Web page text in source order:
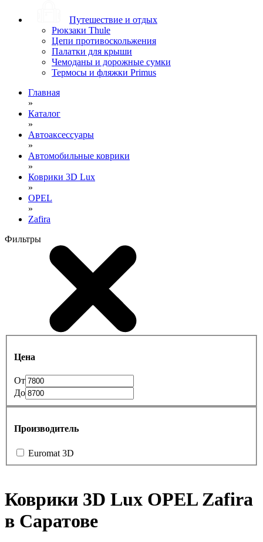
Путешествие и отдых
Рюкзаки Thule
Цепи противоскольжения
Палатки для крыши
Чемоданы и дорожные сумки
Термосы и фляжки Primus
Главная
»
Каталог
»
Автоаксессуары
»
Автомобильные коврики
»
Коврики 3D Lux
»
OPEL
»
Zafira
Фильтры
Цена
От
До
Производитель
Euromat 3D
Коврики 3D Lux OPEL Zafira
в Саратове